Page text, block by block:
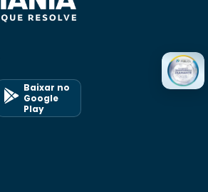
Baixar no
Google
Play